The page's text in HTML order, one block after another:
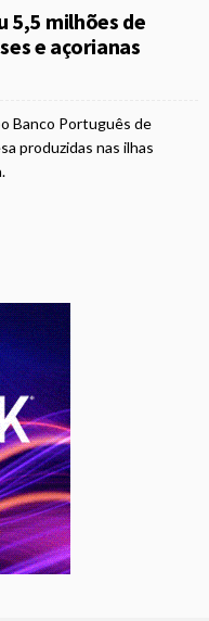
5,5 milhões de
e açorianas
Banco Português de
produzidas nas ilhas